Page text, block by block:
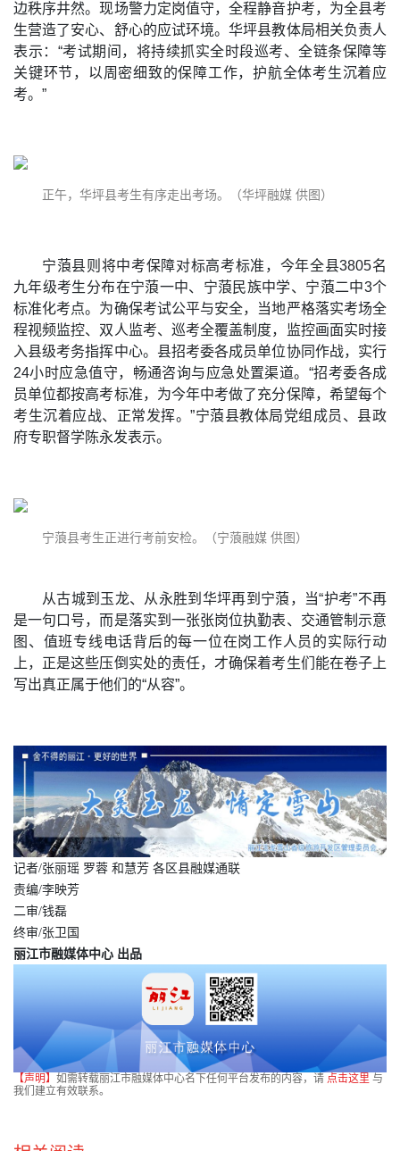
边秩序井然。现场警力定岗值守，全程静音护考，为全县考
生营造了安心、舒心的应试环境。华坪县教体局相关负责人
表示：“考试期间，将持续抓实全时段巡考、全链条保障等
关键环节，以周密细致的保障工作，护航全体考生沉着应
考。”
正午，华坪县考生有序走出考场。（华坪融媒 供图）
宁蒗县则将中考保障对标高考标准，今年全县3805名
九年级考生分布在宁蒗一中、宁蒗民族中学、宁蒗二中3个
标准化考点。为确保考试公平与安全，当地严格落实考场全
程视频监控、双人监考、巡考全覆盖制度，监控画面实时接
入县级考务指挥中心。县招考委各成员单位协同作战，实行
24小时应急值守，畅通咨询与应急处置渠道。“招考委各成
员单位都按高考标准，为今年中考做了充分保障，希望每个
考生沉着应战、正常发挥。”宁蒗县教体局党组成员、县政
府专职督学陈永发表示。
宁蒗县考生正进行考前安检。（宁蒗融媒 供图）
从古城到玉龙、从永胜到华坪再到宁蒗，当“护考”不再
是一句口号，而是落实到一张张岗位执勤表、交通管制示意
图、值班专线电话背后的每一位在岗工作人员的实际行动
上，正是这些压倒实处的责任，才确保着考生们能在卷子上
写出真正属于他们的“从容”。
记者/张丽瑶 罗蓉 和慧芳 各区县融媒通联
责编/李映芳
二审/钱磊
终审/张卫国
丽江市融媒体中心 出品
【声明】 如需转载丽江市融媒体中心名下任何平台发布的内容，请 点击这里 与
我们建立有效联系。